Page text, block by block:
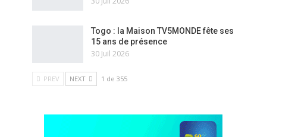
Togo : la Maison TV5MONDE fête ses
15 ans de présence
30 Juil 2026
PREV NEXT 1 de 355